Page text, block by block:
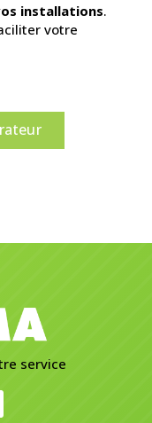
installations.
votre
service